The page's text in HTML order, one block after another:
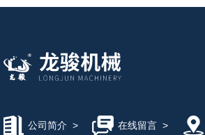
公司简介 > 在线留言>